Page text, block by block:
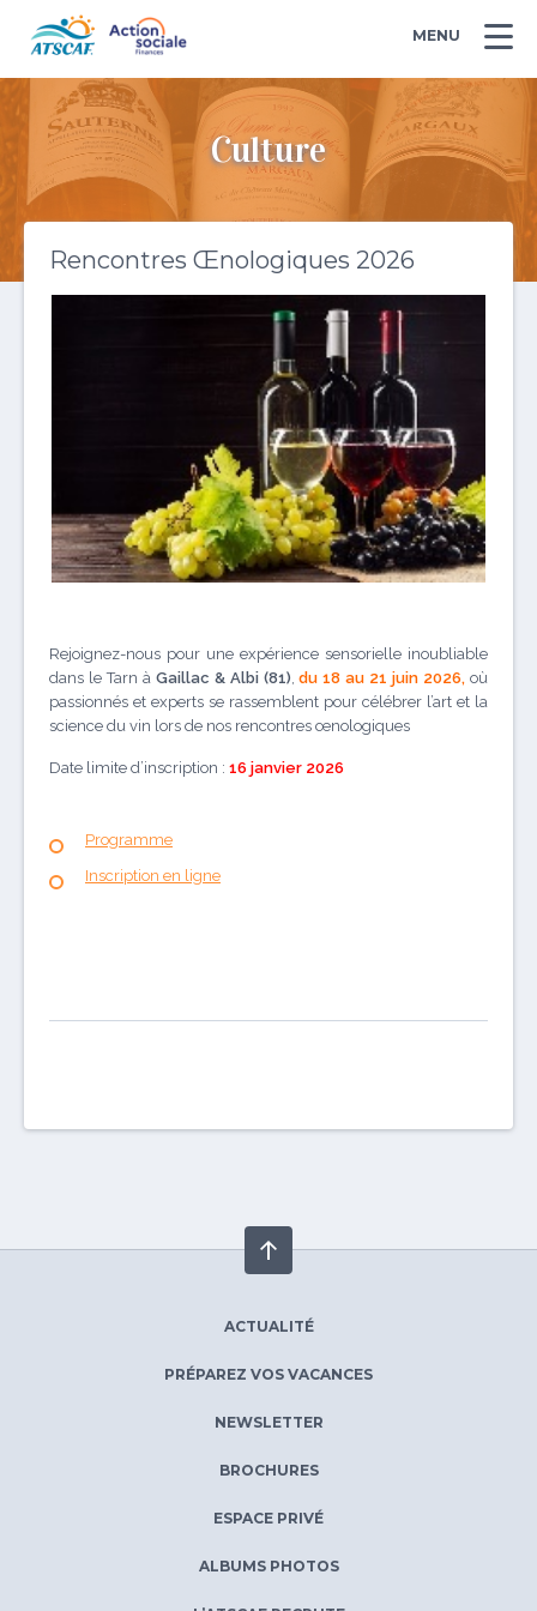
MENU
Culture
Rencontres Œnologiques 2026
Rejoignez-nous pour une expérience sensorielle inoubliable
dans le Tarn à Gaillac & Albi (81),du 18 au 21 juin 2026, où
passionnés et experts se rassemblent pour célébrer l’art et la
science du vin lors de nos rencontres œnologiques
Date limite d’inscription : 16 janvier 2026
Programme
Inscription en ligne
ACTUALITÉ
PRÉPAREZ VOS VACANCES
NEWSLETTER
BROCHURES
ESPACE PRIVÉ
ALBUMS PHOTOS